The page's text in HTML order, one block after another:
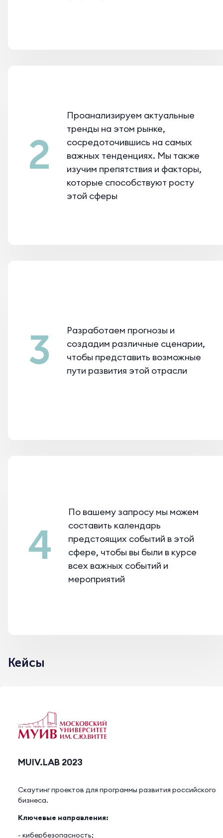
2
Проанализируем актуальные
тренды на этом рынке,
сосредоточившись на самых
важных тенденциях. Мы также
изучим препятствия и факторы,
которые способствуют росту
этой сферы
3
Разработаем прогнозы и
создадим различные сценарии,
чтобы представить возможные
пути развития этой отрасли
4
По вашему запросу мы можем
составить календарь
предстоящих событий в этой
сфере, чтобы вы были в курсе
всех важных событий и
мероприятий
Кейсы
MUIV.LAB 2023
Скаутинг проектов для программы развития российского
бизнеса.
Ключевые направления:
- кибербезопасность;